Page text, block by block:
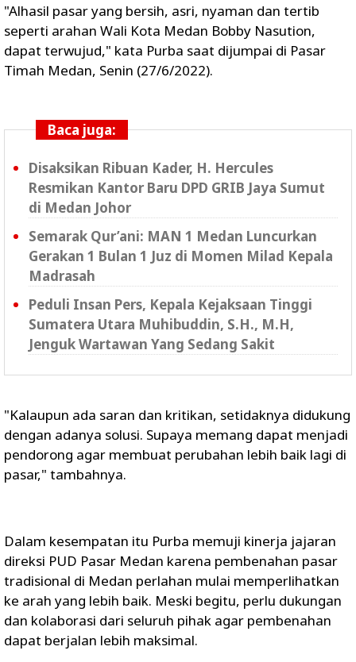
"Alhasil pasar yang bersih, asri, nyaman dan tertib
seperti arahan Wali Kota Medan Bobby Nasution,
dapat terwujud," kata Purba saat dijumpai di Pasar
Timah Medan, Senin (27/6/2022).
Baca juga:
Disaksikan Ribuan Kader, H. Hercules
Resmikan Kantor Baru DPD GRIB Jaya Sumut
di Medan Johor
Semarak Qur’ani: MAN 1 Medan Luncurkan
Gerakan 1 Bulan 1 Juz di Momen Milad Kepala
Madrasah
Peduli Insan Pers, Kepala Kejaksaan Tinggi
Sumatera Utara Muhibuddin, S.H., M.H,
Jenguk Wartawan Yang Sedang Sakit
"Kalaupun ada saran dan kritikan, setidaknya didukung
dengan adanya solusi. Supaya memang dapat menjadi
pendorong agar membuat perubahan lebih baik lagi di
pasar," tambahnya.
Dalam kesempatan itu Purba memuji kinerja jajaran
direksi PUD Pasar Medan karena pembenahan pasar
tradisional di Medan perlahan mulai memperlihatkan
ke arah yang lebih baik. Meski begitu, perlu dukungan
dan kolaborasi dari seluruh pihak agar pembenahan
dapat berjalan lebih maksimal.